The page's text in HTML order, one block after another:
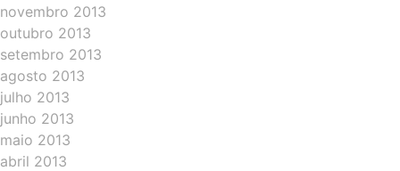
novembro 2013
outubro 2013
setembro 2013
agosto 2013
julho 2013
junho 2013
maio 2013
abril 2013